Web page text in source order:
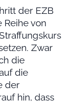
der EZB
von
Zwar
die
die
der
hin, dass